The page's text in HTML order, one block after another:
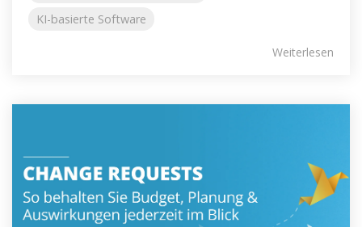
KI-basierte Software
Weiterlesen